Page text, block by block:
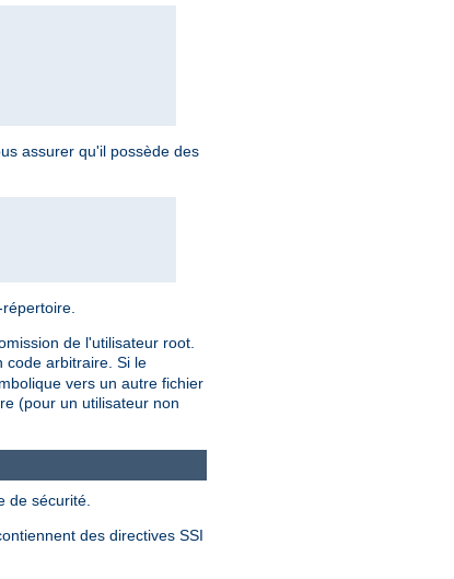
assurer qu'il possède des
de l'utilisateur root.
code arbitraire. Si le
vers un autre fichier
(pour un utilisateur non
de sécurité.
des directives SSI